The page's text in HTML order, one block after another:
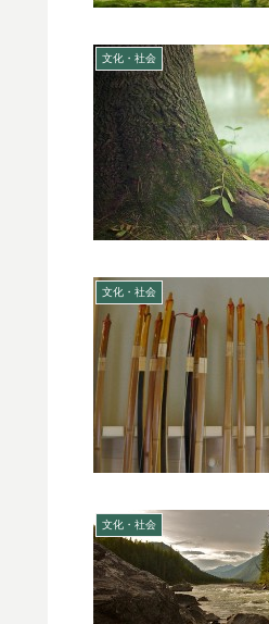
文化・社会
文化・社会
文化・社会